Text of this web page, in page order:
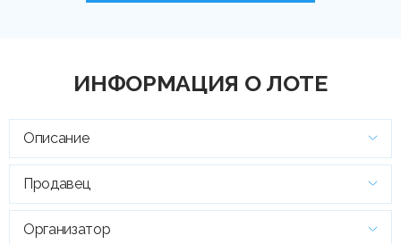
ИНФОРМАЦИЯ О ЛОТЕ
Описание
Продавец
Организатор